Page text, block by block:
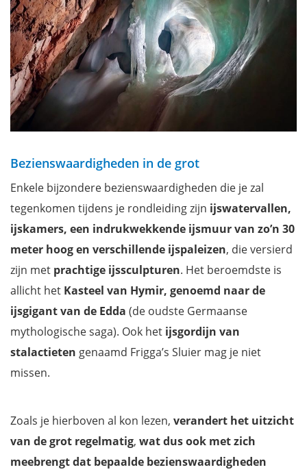
Bezienswaardigheden in de grot
Enkele bijzondere bezienswaardigheden die je zal
tegenkomen tijdens je rondleiding zijn ijswatervallen,
ijskamers, een indrukwekkende ijsmuur van zo’n 30
meter hoog en verschillende ijspaleizen, die versierd
zijn met prachtige ijssculpturen. Het beroemdste is
allicht het Kasteel van Hymir, genoemd naar de
ijsgigant van de Edda (de oudste Germaanse
mythologische saga). Ook het ijsgordijn van
stalactieten genaamd Frigga’s Sluier mag je niet
missen.
Zoals je hierboven al kon lezen, verandert het uitzicht
van de grot regelmatig, wat dus ook met zich
meebrengt dat bepaalde bezienswaardigheden